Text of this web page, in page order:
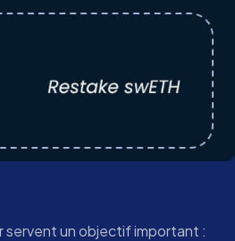
servent un objectif important :